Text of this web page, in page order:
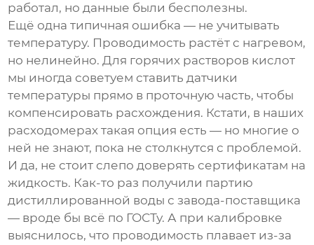
работал, но данные были бесполезны.
Ещё одна типичная ошибка — не учитывать
температуру. Проводимость растёт с нагревом,
но нелинейно. Для горячих растворов кислот
мы иногда советуем ставить датчики
температуры прямо в проточную часть, чтобы
компенсировать расхождения. Кстати, в наших
расходомерах такая опция есть — но многие о
ней не знают, пока не столкнутся с проблемой.
И да, не стоит слепо доверять сертификатам на
жидкость. Как-то раз получили партию
дистиллированной воды с завода-поставщика
— вроде бы всё по ГОСТу. А при калибровке
выяснилось, что проводимость плавает из-за